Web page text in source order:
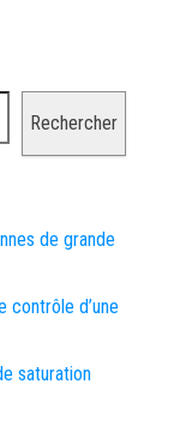
Rechercher
de grande
contrôle d’une
saturation